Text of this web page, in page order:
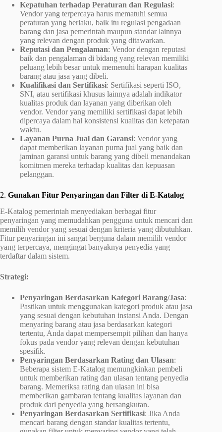
Kepatuhan terhadap Peraturan dan Regulasi:
Vendor yang terpercaya harus mematuhi semua
peraturan yang berlaku, baik itu regulasi pengadaan
barang dan jasa pemerintah maupun standar lainnya
yang relevan dengan produk yang ditawarkan.
Reputasi dan Pengalaman: Vendor dengan reputasi
baik dan pengalaman di bidang yang relevan memiliki
peluang lebih besar untuk memenuhi harapan kualitas
barang atau jasa yang dibeli.
Kualifikasi dan Sertifikasi: Sertifikasi seperti ISO,
SNI, atau sertifikasi khusus lainnya adalah indikator
kualitas produk dan layanan yang diberikan oleh
vendor. Vendor yang memiliki sertifikasi dapat lebih
dipercaya dalam hal konsistensi kualitas dan ketepatan
waktu.
Layanan Purna Jual dan Garansi: Vendor yang
dapat memberikan layanan purna jual yang baik dan
jaminan garansi untuk barang yang dibeli menandakan
komitmen mereka terhadap kualitas dan kepuasan
pelanggan.
2. Gunakan Fitur Penyaringan dan Filter di E-Katalog
E-Katalog pemerintah menyediakan berbagai fitur
penyaringan yang memudahkan pengguna untuk mencari dan
memilih vendor yang sesuai dengan kriteria yang dibutuhkan.
Fitur penyaringan ini sangat berguna dalam memilih vendor
yang terpercaya, mengingat banyaknya penyedia yang
terdaftar dalam sistem.
Strategi:
Penyaringan Berdasarkan Kategori Barang/Jasa:
Pastikan untuk menggunakan kategori produk atau jasa
yang sesuai dengan kebutuhan instansi Anda. Dengan
menyaring barang atau jasa berdasarkan kategori
tertentu, Anda dapat mempersempit pilihan dan hanya
fokus pada vendor yang relevan dengan kebutuhan
spesifik.
Penyaringan Berdasarkan Rating dan Ulasan:
Beberapa sistem E-Katalog memungkinkan pembeli
untuk memberikan rating dan ulasan tentang penyedia
barang. Memeriksa rating dan ulasan ini bisa
memberikan gambaran tentang kualitas layanan dan
produk dari penyedia yang bersangkutan.
Penyaringan Berdasarkan Sertifikasi: Jika Anda
mencari barang dengan standar kualitas tertentu,